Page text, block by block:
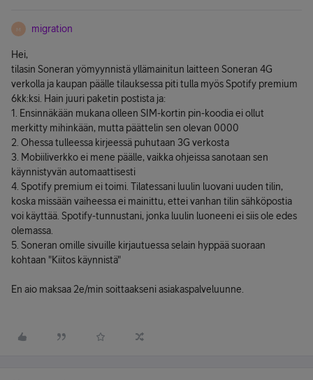
M migration
Hei,
tilasin Soneran yömyynnistä yllämainitun laitteen Soneran 4G
verkolla ja kaupan päälle tilauksessa piti tulla myös Spotify premium
6kk:ksi. Hain juuri paketin postista ja:
1. Ensinnäkään mukana olleen SIM-kortin pin-koodia ei ollut
merkitty mihinkään, mutta päättelin sen olevan 0000
2. Ohessa tulleessa kirjeessä puhutaan 3G verkosta
3. Mobiiliverkko ei mene päälle, vaikka ohjeissa sanotaan sen
käynnistyvän automaattisesti
4. Spotify premium ei toimi. Tilatessani luulin luovani uuden tilin,
koska missään vaiheessa ei mainittu, ettei vanhan tilin sähköpostia
voi käyttää. Spotify-tunnustani, jonka luulin luoneeni ei siis ole edes
olemassa.
5. Soneran omille sivuille kirjautuessa selain hyppää suoraan
kohtaan "Kiitos käynnistä"
En aio maksaa 2e/min soittaakseni asiakaspalveluunne.